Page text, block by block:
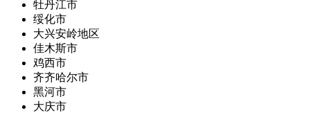
牡丹江市
绥化市
大兴安岭地区
佳木斯市
鸡西市
齐齐哈尔市
黑河市
大庆市